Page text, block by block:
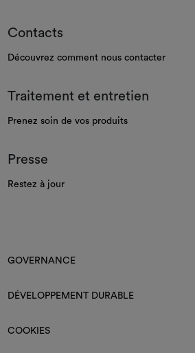
Contacts
Découvrez comment nous contacter
Traitement et entretien
Prenez soin de vos produits
Presse
Restez à jour
GOVERNANCE
DÉVELOPPEMENT DURABLE
COOKIES